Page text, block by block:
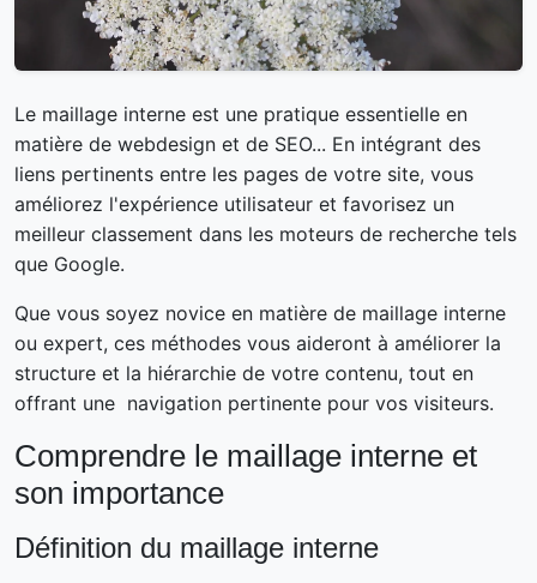
Le maillage interne est une pratique essentielle en
matière de webdesign et de SEO... En intégrant des
liens pertinents entre les pages de votre site, vous
améliorez l'expérience utilisateur et favorisez un
meilleur classement dans les moteurs de recherche tels
que Google.
Que vous soyez novice en matière de maillage interne
ou expert, ces méthodes vous aideront à améliorer la
structure et la hiérarchie de votre contenu, tout en
offrant une navigation pertinente pour vos visiteurs.
Comprendre le maillage interne et
son importance
Définition du maillage interne